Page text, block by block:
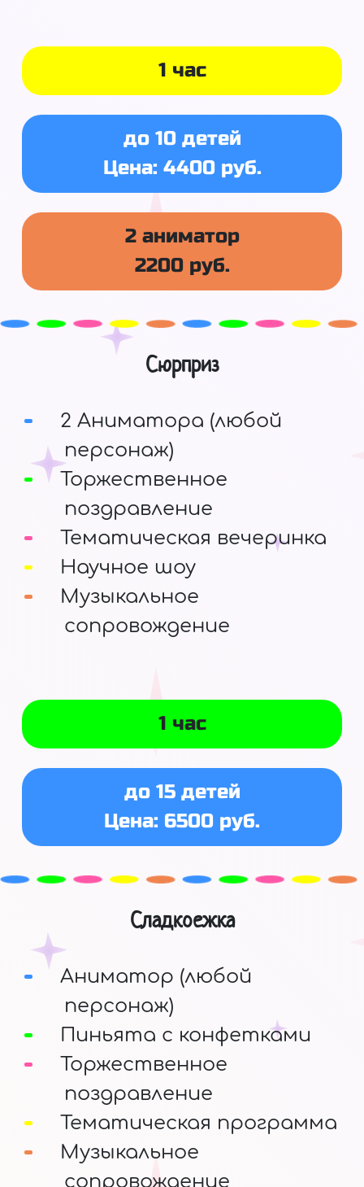
1 час
до 10 детей
Цена: 4400 руб.
2 аниматор
2200 руб.
Сюрприз
2 Аниматора (любой
персонаж)
Торжественное
поздравление
Тематическая вечеринка
Научное шоу
Музыкальное
сопровождение
1 час
до 15 детей
Цена: 6500 руб.
Сладкоежка
Аниматор (любой
персонаж)
Пиньята с конфетками
Торжественное
поздравление
Тематическая программа
Музыкальное
сопровождение